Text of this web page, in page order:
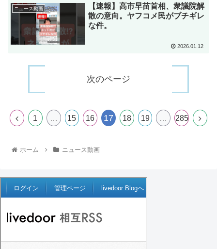
ニュース動画
【速報】高市早苗首相、衆議院解
散の意向。ヤフコメ民がブチギレ
な件。
2026.01.12
次のページ
1 … 15 16 17 18 19 … 285
ホーム ニュース動画